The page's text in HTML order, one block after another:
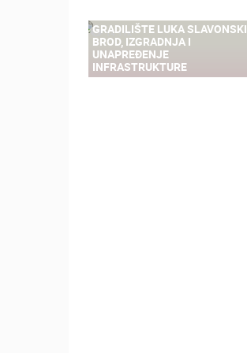
14.11K
GRADILIŠTE LUKA SLAVONSKI
BROD, IZGRADNJA I
UNAPREĐENJE
INFRASTRUKTURE